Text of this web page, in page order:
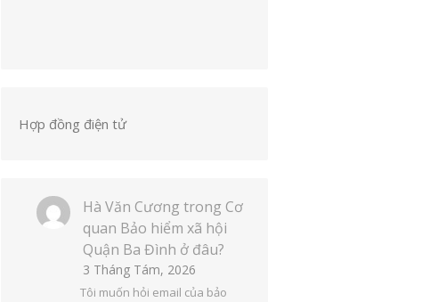
Hợp đồng điện tử
Hà Văn Cương trong Cơ
quan Bảo hiểm xã hội
Quận Ba Đình ở đâu?
3 Tháng Tám, 2026
Tôi muốn hỏi email của bảo